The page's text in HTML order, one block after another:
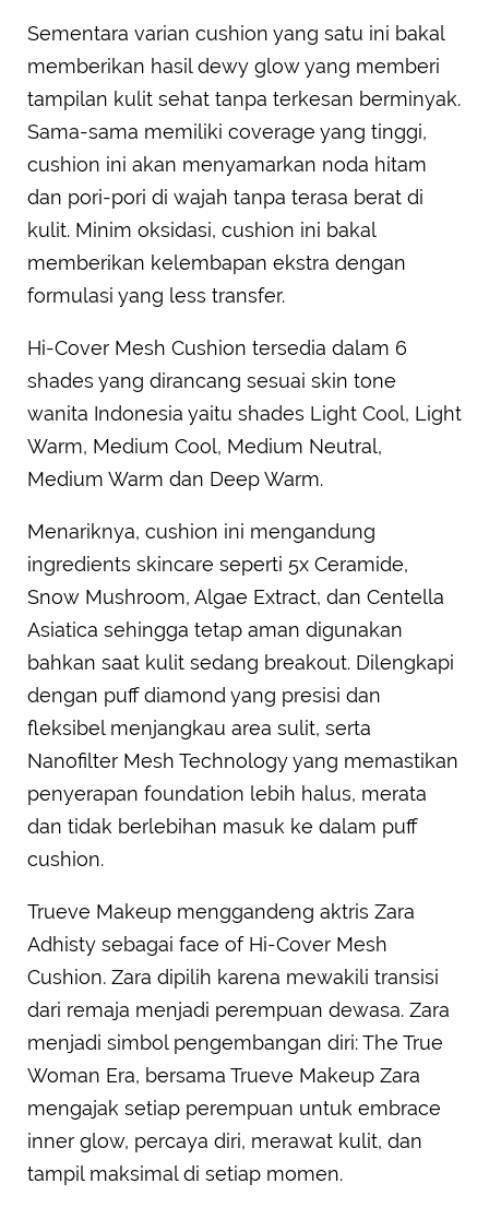
Sementara varian cushion yang satu ini bakal
memberikan hasil dewy glow yang memberi
tampilan kulit sehat tanpa terkesan berminyak.
Sama-sama memiliki coverage yang tinggi,
cushion ini akan menyamarkan noda hitam
dan pori-pori di wajah tanpa terasa berat di
kulit. Minim oksidasi, cushion ini bakal
memberikan kelembapan ekstra dengan
formulasi yang less transfer.
Hi-Cover Mesh Cushion tersedia dalam 6
shades yang dirancang sesuai skin tone
wanita Indonesia yaitu shades Light Cool, Light
Warm, Medium Cool, Medium Neutral,
Medium Warm dan Deep Warm.
Menariknya, cushion ini mengandung
ingredients skincare seperti 5x Ceramide,
Snow Mushroom, Algae Extract, dan Centella
Asiatica sehingga tetap aman digunakan
bahkan saat kulit sedang breakout. Dilengkapi
dengan puff diamond yang presisi dan
fleksibel menjangkau area sulit, serta
Nanofilter Mesh Technology yang memastikan
penyerapan foundation lebih halus, merata
dan tidak berlebihan masuk ke dalam puff
cushion.
Trueve Makeup menggandeng aktris Zara
Adhisty sebagai face of Hi-Cover Mesh
Cushion. Zara dipilih karena mewakili transisi
dari remaja menjadi perempuan dewasa. Zara
menjadi simbol pengembangan diri: The True
Woman Era, bersama Trueve Makeup Zara
mengajak setiap perempuan untuk embrace
inner glow, percaya diri, merawat kulit, dan
tampil maksimal di setiap momen.